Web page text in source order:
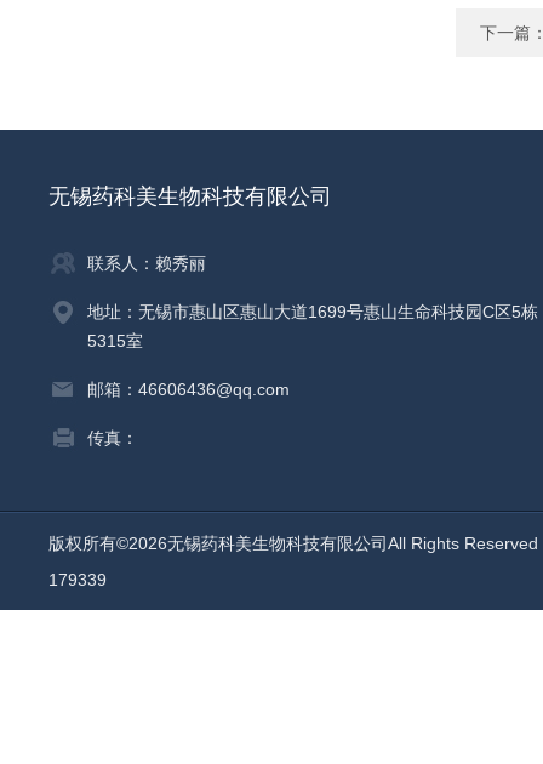
下一篇
无锡药科美生物科技有限公司
联系人：赖秀丽
地址：无锡市惠山区惠山大道1699号惠山生命科技园C区5栋
5315室
邮箱：46606436@qq.com
传真：
版权所有©2026无锡药科美生物科技有限公司All Rights
179339